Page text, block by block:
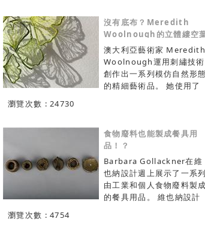
足夠多的數量，她可以用任
何材料來創作。當被問及
什麼要使用這些材料時，
Ledón 的回答很簡單。“因
為它們是免費的。” 儘管是
免費的，它們也能被創作成
家，這種運用廢料再造的方
式，將是可持續時尚未來的
變成了財富。在一個快時尚
不斷消耗水資源、剝削貧困
婦女、環境污染快速的世界
裡，像 Ledón 這樣的設計
沒有底布？Meredith
Woolnough的立體縷空
脈刺繡 / Sulky 水溶安定
紙介紹
澳大利亞藝術家 Meredith
Woolnough運用刺繡技術
創作出一系列模仿自然形態
的精細藝術品。 她使用了
底布上刺繡，刺繡完成後放
入水中清洗，底部溶解後便
只剩下脈絡。 細緻的樹
葉、珊瑚、蔬果都是他愛用
的題材。用刺繡模仿植物
「脈絡」、動物以及貝殼的
瀏覽次數 : 24730
食物廢料也能製成餐具用
品！？
Barbara Gollackner在維
也納設計週上展示了一系列
由工業和個人食物廢料製成
的餐具用品。 維也納設計
瀏覽次數 : 4754